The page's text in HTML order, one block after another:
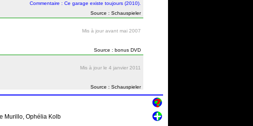
Commentaire : Ce garage existe toujours (2010).
Source : Schauspieler
Mis à jour avant mai 2007
Source : bonus DVD
Mis à jour le 4 janvier 2011
Source : Schauspieler
Murillo, Ophélia Kolb